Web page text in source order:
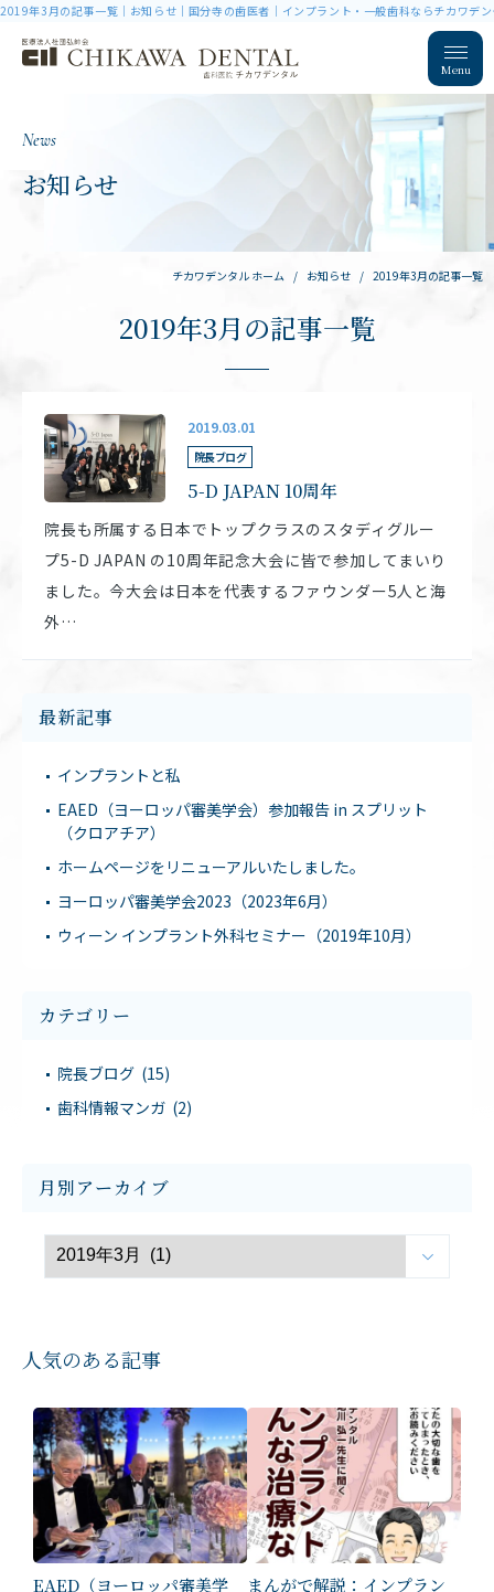
2019年3月の記事一覧｜お知らせ｜国分寺の歯医者｜インプラント・一般歯科ならチカワデ
Menu
News
お知らせ
チカワデンタル ホーム お知らせ 2019年3月の記事一覧
2019年3月の記事一覧
2019.03.01
院長ブログ
5-D JAPAN 10周年
院長も所属する日本でトップクラスのスタディグルー
プ5-D JAPAN の10周年記念大会に皆で参加してまいり
ました。今大会は日本を代表するファウンダー5人と海
外…
最新記事
インプラントと私
EAED（ヨーロッパ審美学会）参加報告 in スプリット
（クロアチア）
ホームページをリニューアルいたしました。
ヨーロッパ審美学会2023（2023年6月）
ウィーン インプラント外科セミナー（2019年10月）
カテゴリー
院長ブログ (15)
歯科情報マンガ (2)
月別アーカイブ
人気のある記事
EAED（ヨーロッパ審美学
まんがで解説：インプラン